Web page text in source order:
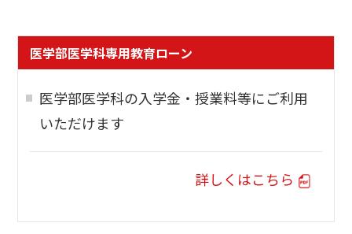
医学部医学科専用教育ローン
医学部医学科の入学金・授業料等にご利用
いただけます
詳しくはこちら